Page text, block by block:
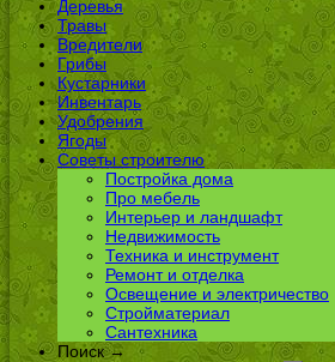
Деревья
Травы
Вредители
Грибы
Кустарники
Инвентарь
Удобрения
Ягоды
Советы строителю
Постройка дома
Про мебель
Интерьер и ландшафт
Недвижимость
Техника и инструмент
Ремонт и отделка
Освещение и электричество
Стройматериал
Сантехника
Поиск →